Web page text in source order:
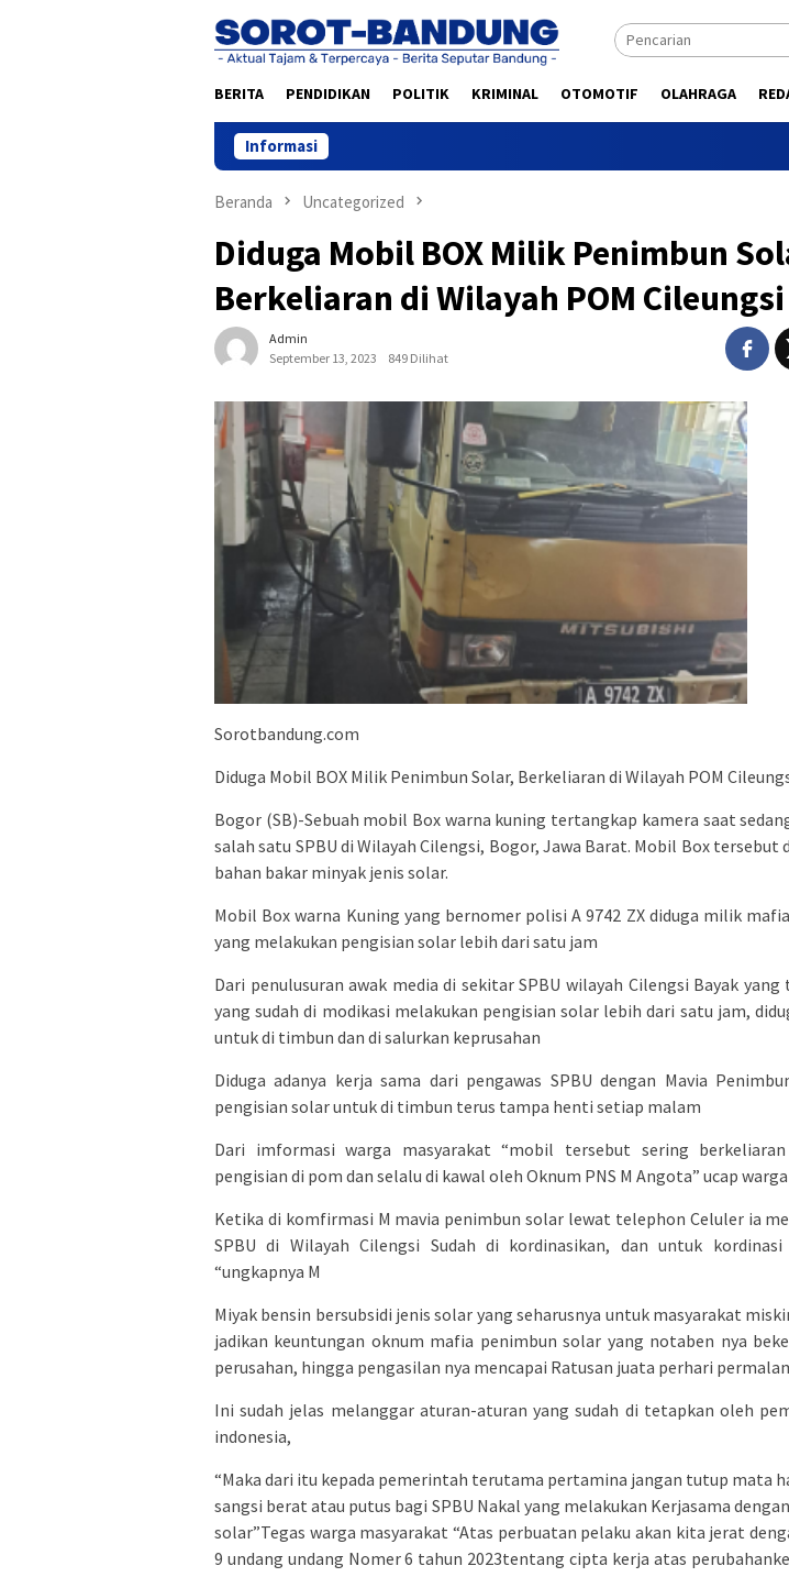
BERITA PENDIDIKAN POLITIK KRIMINAL OTOMOTIF OLAHRAGA
Informasi
Beranda Uncategorized
Diduga Mobil BOX Milik Penimbun
Berkeliaran di Wilayah POM Cileungsi
Admin
September 13, 2023
849 Dilihat
Sorotbandung.com
Diduga Mobil BOX Milik Penimbun Solar, Berkeliaran di Wilayah POM
Bogor (SB)-Sebuah mobil Box warna kuning tertangkap kamera saat
salah satu SPBU di Wilayah Cilengsi, Bogor, Jawa Barat. Mobil Box tersebut
bahan bakar minyak jenis solar.
Mobil Box warna Kuning yang bernomer polisi A 9742 ZX diduga milik
yang melakukan pengisian solar lebih dari satu jam
Dari penulusuran awak media di sekitar SPBU wilayah Cilengsi Bayak
yang sudah di modikasi melakukan pengisian solar lebih dari satu jam,
untuk di timbun dan di salurkan keprusahan
Diduga adanya kerja sama dari pengawas SPBU dengan Mavia
pengisian solar untuk di timbun terus tampa henti setiap malam
Dari imformasi warga masyarakat “mobil tersebut sering
pengisian di pom dan selalu di kawal oleh Oknum PNS M Angota” ucap warga
Ketika di komfirmasi M mavia penimbun solar lewat telephon Celuler ia
SPBU di Wilayah Cilengsi Sudah di kordinasikan, dan untuk
“ungkapnya M
Miyak bensin bersubsidi jenis solar yang seharusnya untuk masyarakat
jadikan keuntungan oknum mafia penimbun solar yang notaben nya
perusahan, hingga pengasilan nya mencapai Ratusan juata perhari
Ini sudah jelas melanggar aturan-aturan yang sudah di tetapkan oleh
indonesia,
“Maka dari itu kepada pemerintah terutama pertamina jangan tutup mata
sangsi berat atau putus bagi SPBU Nakal yang melakukan Kerjasama
solar”Tegas warga masyarakat “Atas perbuatan pelaku akan kita jerat
9 undang undang Nomer 6 tahun 2023tentang cipta kerja atas